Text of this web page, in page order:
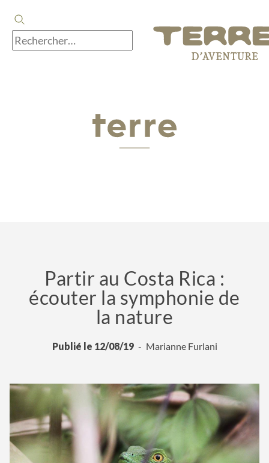
Partir au Costa Rica :
écouter la symphonie de
la nature
Publié le 12/08/19 Marianne Furlani